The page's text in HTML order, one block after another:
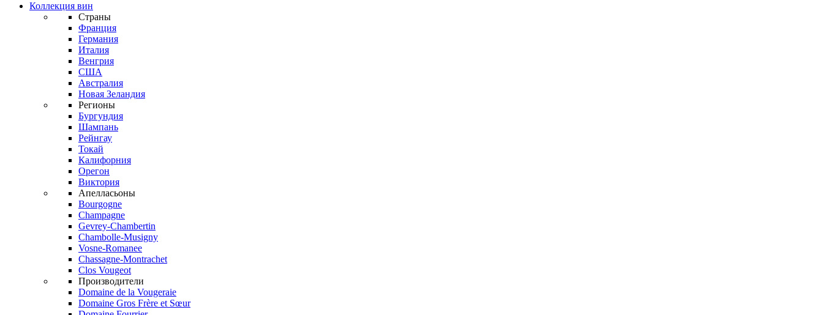
Коллекция вин
Страны
Франция
Германия
Италия
Венгрия
США
Австралия
Новая Зеландия
Регионы
Бургундия
Шампань
Рейнгау
Токай
Калифорния
Орегон
Виктория
Апелласьоны
Bourgogne
Champagne
Gevrey-Chambertin
Chambolle-Musigny
Vosne-Romanee
Chassagne-Montrachet
Clos Vougeot
Производители
Domaine de la Vougeraie
Domaine Gros Frère et Sœur